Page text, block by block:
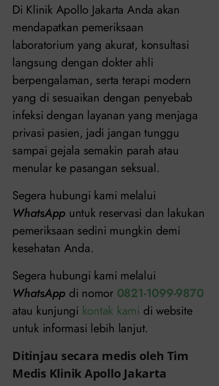
Di Klinik Apollo Jakarta Anda akan
mendapatkan pemeriksaan
laboratorium yang akurat, konsultasi
langsung dengan dokter ahli
berpengalaman, serta terapi modern
yang di sesuaikan dengan penyebab
infeksi dengan layanan yang menjaga
privasi pasien, jadi jangan tunggu
sampai gejala semakin parah atau
menular ke pasangan seksual.
Segera hubungi kami melalui
WhatsApp untuk reservasi dan lakukan
pemeriksaan sedini mungkin demi
kesehatan Anda.
Segera hubungi kami melalui
WhatsApp di nomor 0821-1099-9870
atau kunjungi kontak kami di website
untuk informasi lebih lanjut.
Ditinjau secara medis oleh Tim
Medis Klinik Apollo Jakarta